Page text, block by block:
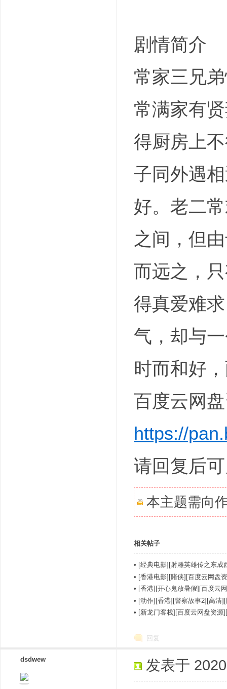
剧情简介
常家三兄
常满家有
得厨房上
子同外遇
好。老二
之间，但
而远之，
得真爱难
气，却与
时而和好
百度云网
https://
请回复后
本主题需向
相关帖子
• [经典电影][射雕英雄传之东
• [香港电影][賭侠][百度云网盘
• [香港][开心鬼放暑假][百度云
• [动作][香港][警察故事2][高清
• [新龙门客栈][百度云网盘资源
回复
dsdwew 发表于